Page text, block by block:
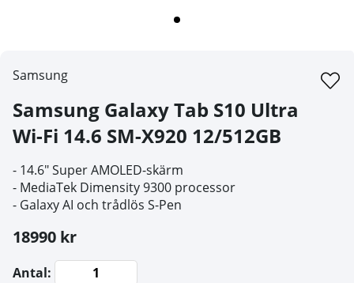
Samsung
Samsung Galaxy Tab S10 Ultra
Wi-Fi 14.6 SM-X920 12/512GB
- 14.6" Super AMOLED-skärm
- MediaTek Dimensity 9300 processor
- Galaxy AI och trådlös S-Pen
18990 kr
Antal: